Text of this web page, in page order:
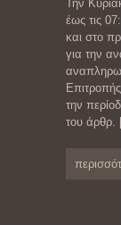
Την
έως τις
και στο
για την
την
του άρθρ.